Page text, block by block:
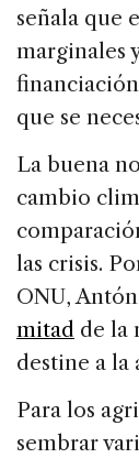
señala que
marginales
que se
La buena
cambio
las crisis.
ONU,
mitad de la
destine a la
Para los
sembrar